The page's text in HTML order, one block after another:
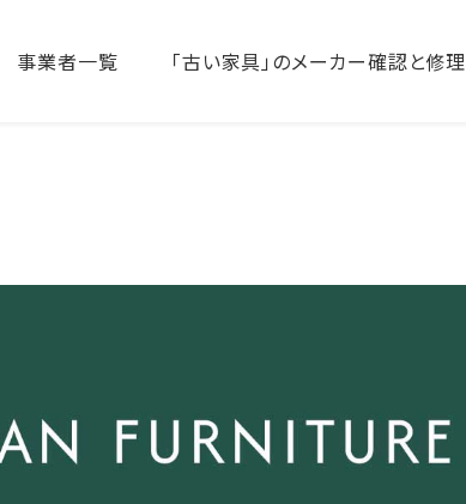
事業者一覧 「古い家具」のメーカー確認と修理